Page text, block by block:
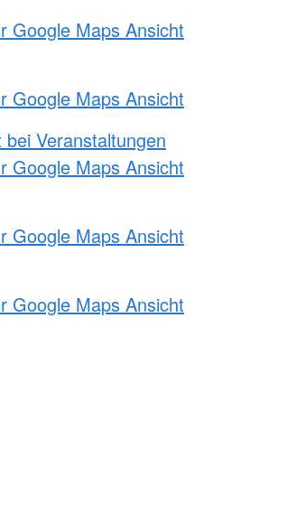
Google Maps Ansicht
Google Maps Ansicht
Veranstaltungen
Google Maps Ansicht
Google Maps Ansicht
Google Maps Ansicht